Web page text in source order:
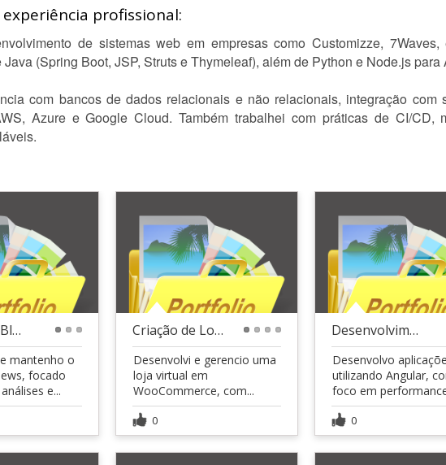
experiência profissional:
de sistemas web em empresas como Customizze,
(Spring Boot, JSP, Struts e Thymeleaf), além de Python e Node.js
com bancos de dados relacionais e não relacionais, integração com
Azure e Google Cloud. Também trabalhei com práticas de CI/CD,
Criação de Blog com SEO e Monetização
mantenho o
focado
e...
Criação de Loja Virtual com SEO e Google Ads
Desenvolvi e gerencio uma
loja virtual em
WooCommerce, com...
0
Desenvolvimento Web com Angular | SEO e Ads
Desenvolvo
utilizando Angular,
foco em
0